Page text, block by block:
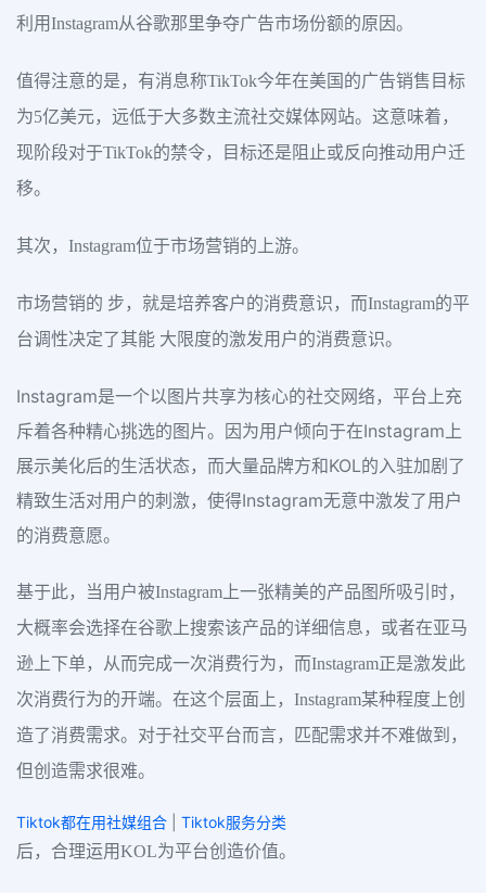
利用Instagram从谷歌那里争夺广告市场份额的原因。
值得注意的是，有消息称TikTok今年在美国的广告销售目标
为5亿美元，远低于大多数主流社交媒体网站。这意味着，
现阶段对于TikTok的禁令，目标还是阻止或反向推动用户迁
移。
其次，Instagram位于市场营销的上游。
市场营销的 步，就是培养客户的消费意识，而Instagram的平
台调性决定了其能 大限度的激发用户的消费意识。
Instagram是一个以图片共享为核心的社交网络，平台上充
斥着各种精心挑选的图片。因为用户倾向于在Instagram上
展示美化后的生活状态，而大量品牌方和KOL的入驻加剧了
精致生活对用户的刺激，使得Instagram无意中激发了用户
的消费意愿。
基于此，当用户被Instagram上一张精美的产品图所吸引时，
大概率会选择在谷歌上搜索该产品的详细信息，或者在亚马
逊上下单，从而完成一次消费行为，而Instagram正是激发此
次消费行为的开端。在这个层面上，Instagram某种程度上创
造了消费需求。对于社交平台而言，匹配需求并不难做到，
但创造需求很难。
Tiktok都在用社媒组合
Tiktok服务分类
后，合理运用KOL为平台创造价值。